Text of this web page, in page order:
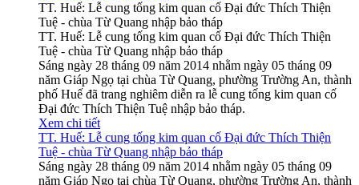
TT. Huế: Lễ cung tống kim quan cố Đại đức Thích Thiện
Tuệ - chùa Từ Quang nhập bảo tháp
TT. Huế: Lễ cung tống kim quan cố Đại đức Thích Thiện
Tuệ - chùa Từ Quang nhập bảo tháp
Sáng ngày 28 tháng 09 năm 2014 nhằm ngày 05 tháng 09
năm Giáp Ngọ tại chùa Từ Quang, phường Trường An, thành
phố Huế đã trang nghiêm diễn ra lễ cung tống kim quan cố
Đại đức Thích Thiện Tuệ nhập bảo tháp.
Xem chi tiết
TT. Huế: Lễ cung tống kim quan cố Đại đức Thích Thiện
Tuệ - chùa Từ Quang nhập bảo tháp
Sáng ngày 28 tháng 09 năm 2014 nhằm ngày 05 tháng 09
năm Giáp Ngọ tại chùa Từ Quang, phường Trường An, thành